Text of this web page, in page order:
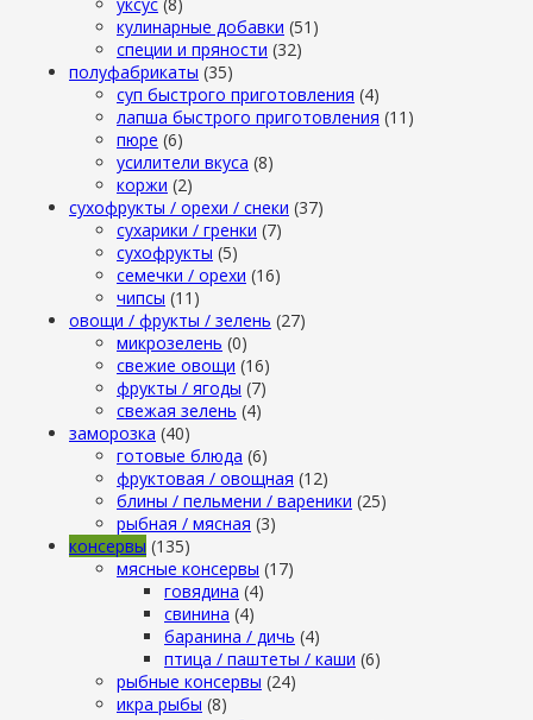
кулинарные добавки (51)
специи и пряности (32)
полуфабрикаты (35)
суп быстрого приготовления (4)
лапша быстрого приготовления (11)
пюре (6)
усилители вкуса (8)
коржи (2)
сухофрукты / орехи / снеки (37)
сухарики / гренки (7)
сухофрукты (5)
семечки / орехи (16)
чипсы (11)
овощи / фрукты / зелень (27)
микрозелень (0)
свежие овощи (16)
фрукты / ягоды (7)
свежая зелень (4)
заморозка (40)
готовые блюда (6)
фруктовая / овощная (12)
блины / пельмени / вареники (25)
рыбная / мясная (3)
консервы (135)
мясные консервы (17)
говядина (4)
свинина (4)
баранина / дичь (4)
птица / паштеты / каши (6)
рыбные консервы (24)
икра рыбы (8)